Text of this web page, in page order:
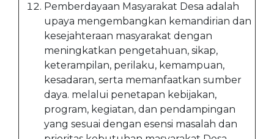
Pemberdayaan Masyarakat Desa adalah
upaya mengembangkan kemandirian dan
kesejahteraan masyarakat dengan
meningkatkan pengetahuan, sikap,
keterampilan, perilaku, kemampuan,
kesadaran, serta memanfaatkan sumber
daya. melalui penetapan kebijakan,
program, kegiatan, dan pendampingan
yang sesuai dengan esensi masalah dan